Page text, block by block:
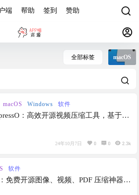
端 帮助 签到 赞助
全部标签 macOS
macOS Windows 软件
：高效开源视频压缩工具，基于
24年10月7日 0 0 2.3k
软件
免费开源图像、视频、PDF 压缩神器，